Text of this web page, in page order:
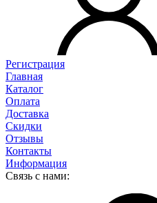
Регистрация
Главная
Каталог
Оплата
Доставка
Скидки
Отзывы
Контакты
Информация
Связь с нами: